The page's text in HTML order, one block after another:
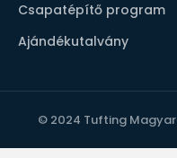
Csapatépítő program
Ajándékutalvány
© 2024 Tufting